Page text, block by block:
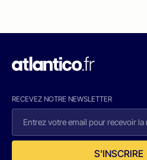
RECEVEZ NOTRE NEWSLETTER
S'INSCRIRE